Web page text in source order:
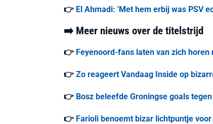
👉 El Ahmadi: 'Met hem erbij was PSV
➡️ Meer nieuws over de titelstrijd
👉 Feyenoord-fans laten van zich
👉 Zo reageert Vandaag Inside op
👉 Bosz beleefde Groningse goals
👉 Farioli benoemt bizar lichtpuntje